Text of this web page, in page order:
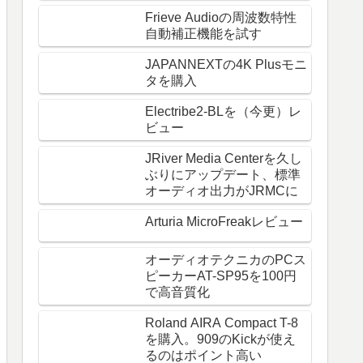
Frieve Audioの周波数特性
自動補正機能を試す
JAPANNEXTの4K Plusモニ
タを購入
Electribe2-BLを（今更）レ
ビュー
JRiver Media Centerを久し
ぶりにアップデート、標準
オーディオ出力がJRMCに
Arturia MicroFreakレビュー
オーディオテクニカのPCス
ピーカーAT-SP95を100円
で高音質化
Roland AIRA Compact T-8
を購入。909のKickが使え
るのはポイント高い